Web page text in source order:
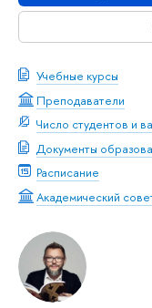
Учебные курсы
Преподаватели
Число студентов и
Документы
Расписание
Академический